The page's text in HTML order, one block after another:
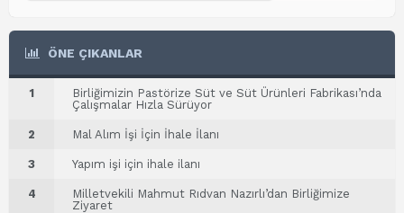
ÖNE ÇIKANLAR
1
Birliğimizin Pastörize Süt ve Süt Ürünleri Fabrikası’nda
Çalışmalar Hızla Sürüyor
2 Mal Alım İşi İçin İhale İlanı
3 Yapım işi için ihale ilanı
4
Milletvekili Mahmut Rıdvan Nazırlı’dan Birliğimize
Ziyaret